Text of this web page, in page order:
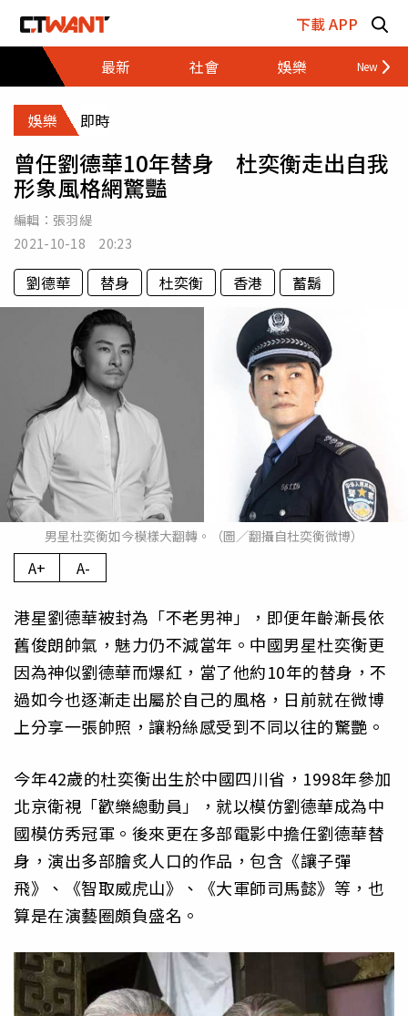
下載 APP
最新
社會 娛樂 財經
娛樂 即時
曾任劉德華10年替身 杜奕衡走出自我
形象風格網驚豔
編輯： 張羽緹
2021-10-18 20:23
劉德華 替身 杜奕衡 香港 蓄鬍
男星杜奕衡如今模樣大翻轉。（圖／翻攝自杜奕衡微博）
A+ A-
港星劉德華被封為「不老男神」，即便年齡漸長依
舊俊朗帥氣，魅力仍不減當年。中國男星杜奕衡更
因為神似劉德華而爆紅，當了他約10年的替身，不
過如今也逐漸走出屬於自己的風格，日前就在微博
上分享一張帥照，讓粉絲感受到不同以往的驚艷。
今年42歲的杜奕衡出生於中國四川省，1998年參加
北京衛視「歡樂總動員」，就以模仿劉德華成為中
國模仿秀冠軍。後來更在多部電影中擔任劉德華替
身，演出多部膾炙人口的作品，包含《讓子彈
飛》、《智取威虎山》、《大軍師司馬懿》等，也
算是在演藝圈頗負盛名。